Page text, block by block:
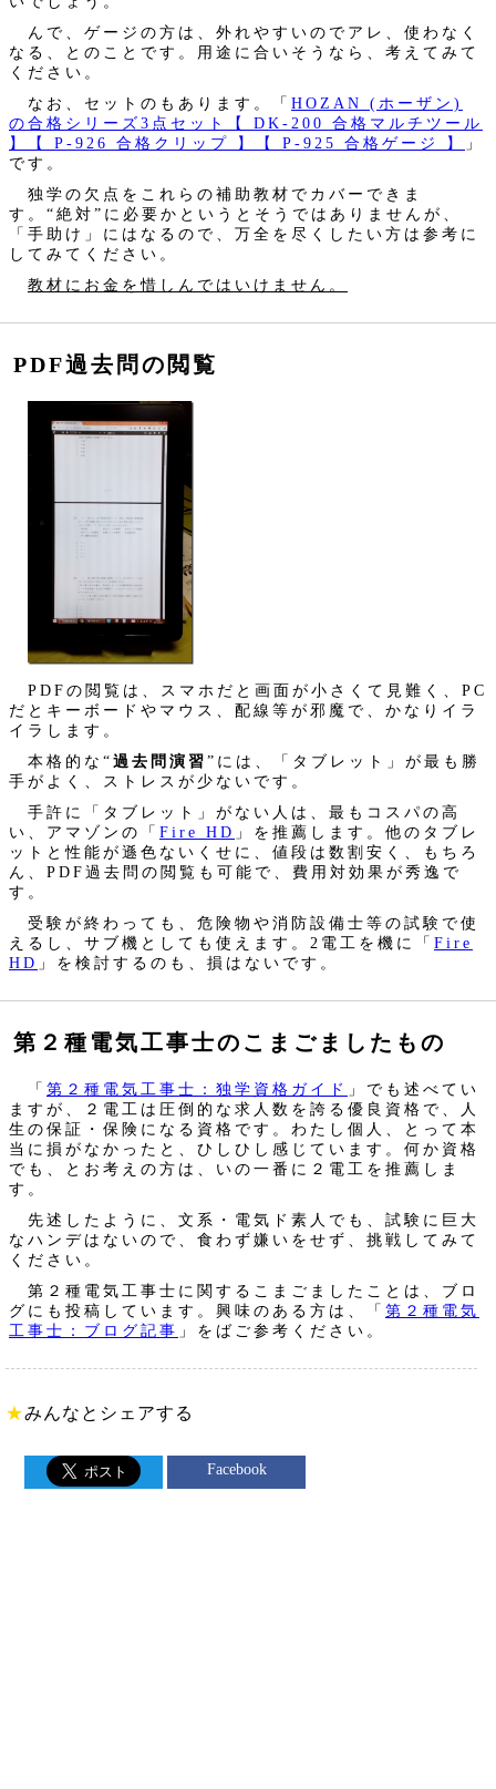
んで、ゲージの方は、外れやすいのでアレ、使わなく
なる、とのことです。用途に合いそうなら、考えてみて
ください。
なお、セットのもあります。「 HOZAN (ホーザン)
の合格シリーズ3点セット【 DK-200 合格マルチツール
】【 P-926 合格クリップ 】【 P-925 合格ゲージ 】
」
です。
独学の欠点をこれらの補助教材でカバーできま
す。“絶対”に必要かというとそうではありませんが、
「手助け」にはなるので、万全を尽くしたい方は参考に
してみてください。
教材にお金を惜しんではいけません。
PDF過去問の閲覧
PDFの閲覧は、スマホだと画面が小さくて見難く、PC
だとキーボードやマウス、配線等が邪魔で、かなりイラ
イラします。
本格的な“過去問演習”には、「タブレット」が最も勝
手がよく、ストレスが少ないです。
手許に「タブレット」がない人は、最もコスパの高
い、アマゾンの「 Fire HD 」を推薦します。他のタブレ
ットと性能が遜色ないくせに、値段は数割安く、もちろ
ん、PDF過去問の閲覧も可能で、費用対効果が秀逸で
す。
受験が終わっても、危険物や消防設備士等の試験で使
えるし、サブ機としても使えます。2電工を機に「 Fire
HD 」を検討するのも、損はないです。
第２種電気工事士のこまごましたもの
「 第２種電気工事士：独学資格ガイド
」でも述べてい
ますが、２電工は圧倒的な求人数を誇る優良資格で、人
生の保証・保険になる資格です。わたし個人、とって本
当に損がなかったと、ひしひし感じています。何か資格
でも、とお考えの方は、いの一番に２電工を推薦しま
す。
先述したように、文系・電気ド素人でも、試験に巨大
なハンデはないので、食わず嫌いをせず、挑戦してみて
ください。
第２種電気工事士に関するこまごましたことは、ブロ
グにも投稿しています。興味のある方は、「 第２種電気
工事士：ブログ記事 」をばご参考ください。
★みんなとシェアする
Facebook